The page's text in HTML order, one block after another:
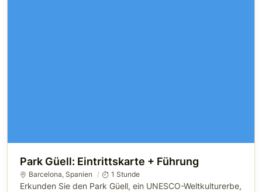
Park Güell: Eintrittskarte + Führung
Barcelona, Spanien 1 Stunde
Erkunden Sie den Park Güell, ein UNESCO-Weltkulturerbe,